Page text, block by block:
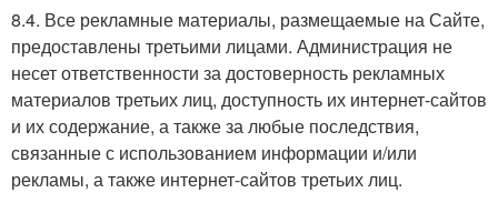
8.4. Все рекламные материалы, размещаемые на Сайте,
предоставлены третьими лицами. Администрация не
несет ответственности за достоверность рекламных
материалов третьих лиц, доступность их интернет-сайтов
и их содержание, а также за любые последствия,
связанные с использованием информации и/или
рекламы, а также интернет-сайтов третьих лиц.